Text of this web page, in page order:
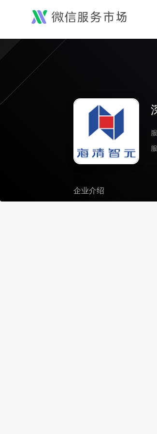
企业介绍